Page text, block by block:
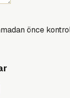
önce